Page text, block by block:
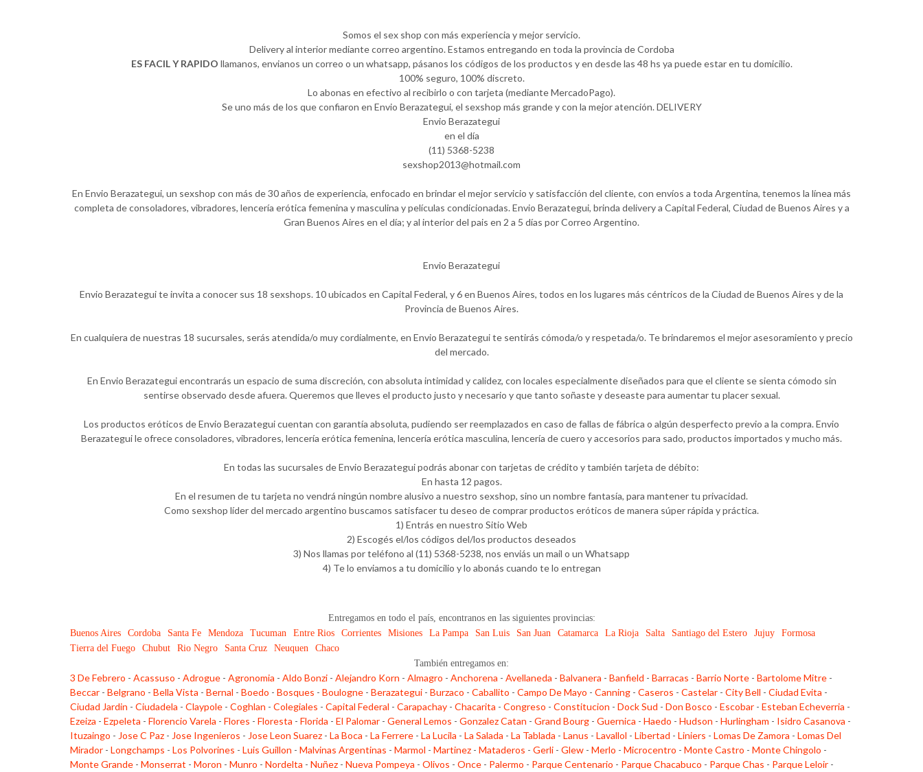
Somos el sex shop con más experiencia y mejor servicio.
Delivery al interior mediante correo argentino. Estamos entregando en toda la provincia de Cordoba
ES FACIL Y RAPIDO llamanos, envianos un correo o un whatsapp, pásanos los códigos de los productos y en desde las 48 hs ya puede estar en tu domicilio.
100% seguro, 100% discreto.
Lo abonas en efectivo al recibirlo o con tarjeta (mediante MercadoPago).
Se uno más de los que confiaron en Envio Berazategui, el sexshop más grande y con la mejor atención. DELIVERY
Envio Berazategui
en el día
(11) 5368-5238
sexshop2013@hotmail.com
En Envio Berazategui, un sexshop con más de 30 años de experiencia, enfocado en brindar el mejor servicio y satisfacción del cliente, con envíos a toda Argentina, tenemos la línea más
completa de consoladores, vibradores, lencería erótica femenina y masculina y películas condicionadas. Envio Berazategui, brinda delivery a Capital Federal, Ciudad de Buenos Aires y a
Gran Buenos Aires en el día; y al interior del pais en 2 a 5 días por Correo Argentino.
Envio Berazategui
Envio Berazategui te invita a conocer sus 18 sexshops. 10 ubicados en Capital Federal, y 6 en Buenos Aires, todos en los lugares más céntricos de la Ciudad de Buenos Aires y de la
Provincia de Buenos Aires.
En cualquiera de nuestras 18 sucursales, serás atendida/o muy cordialmente, en Envio Berazategui te sentirás cómoda/o y respetada/o. Te brindaremos el mejor asesoramiento y precio
del mercado.
En Envio Berazategui encontrarás un espacio de suma discreción, con absoluta intimidad y calidez, con locales especialmente diseñados para que el cliente se sienta cómodo sin
sentirse observado desde afuera. Queremos que lleves el producto justo y necesario y que tanto soñaste y deseaste para aumentar tu placer sexual.
Los productos eróticos de Envio Berazategui cuentan con garantía absoluta, pudiendo ser reemplazados en caso de fallas de fábrica o algún desperfecto previo a la compra. Envio
Berazategui le ofrece consoladores, vibradores, lencería erótica femenina, lencería erótica masculina, lencería de cuero y accesorios para sado, productos importados y mucho más.
En todas las sucursales de Envio Berazategui podrás abonar con tarjetas de crédito y también tarjeta de débito:
En hasta 12 pagos.
En el resumen de tu tarjeta no vendrá ningún nombre alusivo a nuestro sexshop, sino un nombre fantasía, para mantener tu privacidad.
Como sexshop líder del mercado argentino buscamos satisfacer tu deseo de comprar productos eróticos de manera súper rápida y práctica.
1) Entrás en nuestro Sitio Web
2) Escogés el/los códigos del/los productos deseados
3) Nos llamas por teléfono al (11) 5368-5238, nos enviás un mail o un Whatsapp
4) Te lo enviamos a tu domicilio y lo abonás cuando te lo entregan
Entregamos en todo el país, encontranos en las siguientes provincias:
Buenos Aires
Cordoba Santa Fe Mendoza Tucuman Entre Rios Corrientes Misiones La Pampa San Luis San Juan Catamarca La Rioja Salta Santiago del Estero Jujuy
Formosa
Tierra del Fuego
Chubut Rio Negro Santa Cruz Neuquen
Chaco
También entregamos en:
3 De Febrero - Acassuso - Adrogue - Agronomia - Aldo Bonzi - Alejandro Korn - Almagro - Anchorena - Avellaneda - Balvanera - Banfield - Barracas - Barrio Norte - Bartolome Mitre -
Beccar - Belgrano - Bella Vista - Bernal - Boedo - Bosques - Boulogne - Berazategui - Burzaco - Caballito - Campo De Mayo - Canning - Caseros - Castelar - City Bell - Ciudad Evita -
Ciudad Jardin - Ciudadela - Claypole - Coghlan - Colegiales - Capital Federal - Carapachay - Chacarita - Congreso - Constitucion - Dock Sud - Don Bosco - Escobar - Esteban Echeverria -
Ezeiza - Ezpeleta - Florencio Varela - Flores - Floresta - Florida - El Palomar - General Lemos - Gonzalez Catan - Grand Bourg - Guernica - Haedo - Hudson - Hurlingham - Isidro Casanova -
Ituzaingo - Jose C Paz - Jose Ingenieros - Jose Leon Suarez - La Boca - La Ferrere - La Lucila - La Salada - La Tablada - Lanus - Lavallol - Libertad - Liniers - Lomas De Zamora - Lomas Del
Mirador - Longchamps - Los Polvorines - Luis Guillon - Malvinas Argentinas - Marmol - Martinez - Mataderos - Gerli - Glew - Merlo - Microcentro - Monte Castro - Monte Chingolo -
Monte Grande - Monserrat - Moron - Munro - Nordelta - Nuñez - Nueva Pompeya - Olivos - Once - Palermo - Parque Centenario - Parque Chacabuco - Parque Chas - Parque Leloir -